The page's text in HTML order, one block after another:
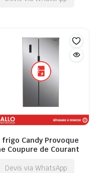
frigo Candy Provoque
Coupure de Courant
Devis via WhatsApp